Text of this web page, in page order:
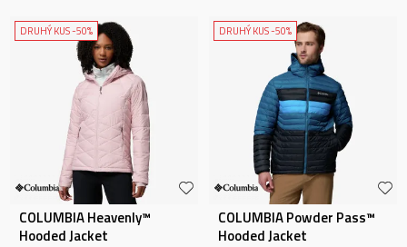
DRUHÝ KUS -50%
COLUMBIA Heavenly™
Hooded Jacket
DRUHÝ KUS -50%
COLUMBIA Powder Pass™
Hooded Jacket